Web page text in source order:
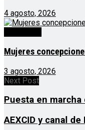
4 agosto, 2026
Mujeres
3 agosto, 2026
Next Post
Puesta en
AEXCID y canal